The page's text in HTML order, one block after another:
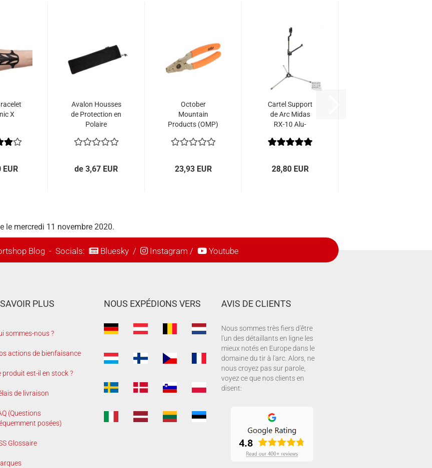
X
EUR
Avalon Housses
de Protection en
Polaire
de 3,67 EUR
October
Mountain
Products (OMP)
TRU-CRIMP
23,93 EUR
Cartel Support
de Arc Midas
RX-10 Alu-
28,80 EUR
le mercredi 11 novembre 2020.
Blog- Socials: Bluesky/ Instagram / Youtube
PLUS
sommes-nous ?
actions de bienfaisance
produit est-il en stock ?
de livraison
(Questions
posées)
Glossaire
NOUS EXPÉDIONS VERS AVIS DE CLIENTS
Nous sommes très fiers d'être
l'un des détaillants en ligne les
mieux notés en Europe dans le
domaine du tir à l'arc. Alors, ne
nous croyez pas sur parole,
voyez ce que nos clients en
disent: